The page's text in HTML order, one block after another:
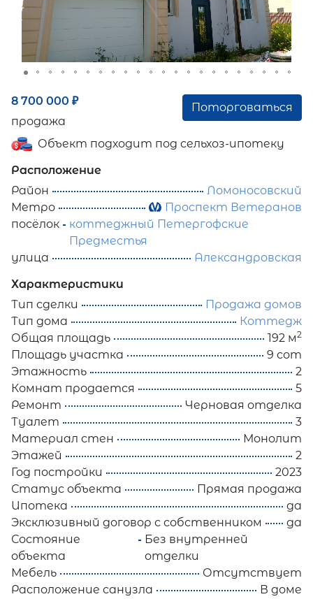
8 700 000 ₽
продажа
Поторговаться
Объект подходит под сельхоз-ипотеку
Расположение
Район
Ломоносовский
Метро
Проспект Ветеранов
посёлок
коттеджный Петергофские
Предместья
улица
Александровская
Характеристики
Тип сделки
Продажа домов
Тип дома
Коттедж
Общая площадь
192 м2
Площадь участка
9 сот
Этажность
2
Комнат продается
5
Ремонт
Черновая отделка
Туалет
3
Материал стен
Монолит
Этажей
2
Год постройки
2023
Статус объекта
Прямая продажа
Ипотека
да
Эксклюзивный договор с собственником
да
Состояние
объекта
Без внутренней
отделки
Мебель
Отсутствует
Расположение санузла
В доме